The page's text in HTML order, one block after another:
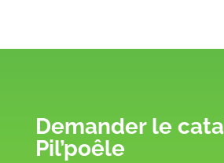
Demander le
Pil’poêle